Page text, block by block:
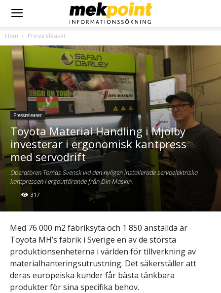
Hem Pressreleaser
Pressreleaser
Toyota Material Handling i Mjölby
investerar i ergonomisk kantpress
med servodrift
Operatören Tomas Svensk vid den nyligen installerade servoelektriska
kantpressen i ergoutförande från Din Maskin.
317
Med 76 000 m2 fabriksyta och 1 850 anställda är
Toyota MH’s fabrik i Sverige en av de största
produktionsenheterna i världen för tillverkning av
materialhanteringsutrustning. Det säkerställer att
deras europeiska kunder får bästa tänkbara
produkter för sina specifika behov.